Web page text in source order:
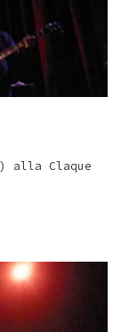
alla Claque